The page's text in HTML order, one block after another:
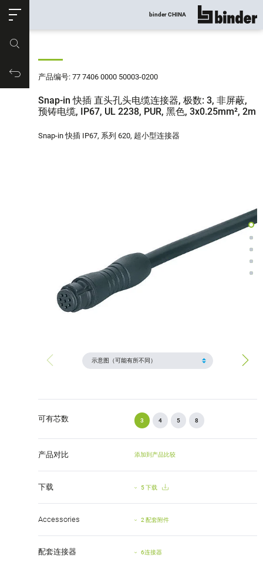
购物车
binder CHINA 显示所有
产品编号: 77 7406 0000 50003-0200
Snap-in 快插 直头孔头电缆连接器, 极数: 3, 非屏蔽,
预铸电缆, IP67, UL 2238, PUR, 黑色, 3x0.25mm², 2m
Snap-in 快插 IP67, 系列 620, 超小型连接器
可有芯数 3 4 5 8
产品对比 添加到产品比较
下载 5 下载
Accessories 2 配套附件
配套连接器 6连接器